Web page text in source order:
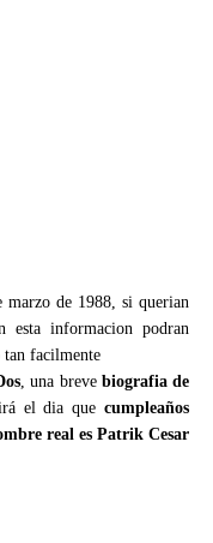
de 1988, si querian
esta informacion podran
facilmente
, una breve biografia de
el dia quecumpleaños
real es Patrik Cesar